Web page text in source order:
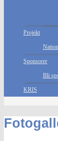
Projekt
Sponsorer
Bli
KRIS